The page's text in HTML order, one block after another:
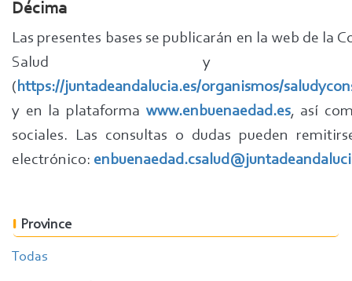
Décima
Las presentes bases se publicarán en la web de la
Salud y
(https://juntadeandalucia.es/organismos/
y en la plataforma www.enbuenaedad.es, así
sociales. Las consultas o dudas pueden
electrónico:
Province
Todas